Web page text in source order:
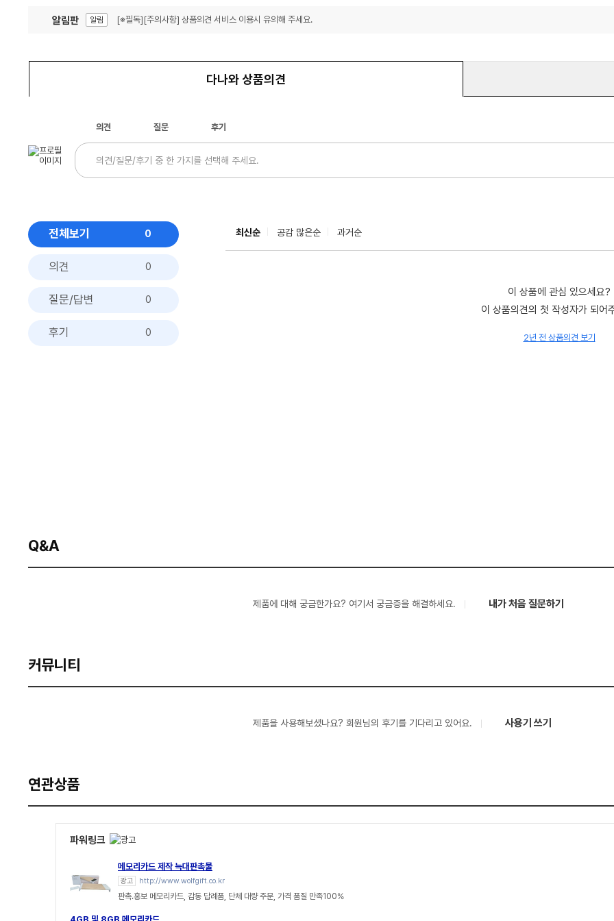
알림판 알림 [※필독][주의사항] 상품의견 서비스 이용시 유의해 주세요.
다나와 상품의견
의견 질문 후기
전체보기 0
의견 0
질문/답변 0
후기 0
최신순 공감 많은순 과거순
이 상품에 관심 있으세요?
이 상품의견의 첫 작성자가 되어
2년 전 상품의견 보기
Q&A
제품에 대해 궁금한가요? 여기서 궁금증을 해결하세요. 내가 처음 질문하기
커뮤니티
제품을 사용해보셨나요? 회원님의 후기를 기다리고 있어요. 사용기 쓰기
연관상품
파워링크
메모리카드 제작 늑대판촉물
광고 http://www.wolfgift.co.kr
판촉.홍보 메모리카드, 감동 답례품, 단체 대량 주문, 가격 품질 만족100%